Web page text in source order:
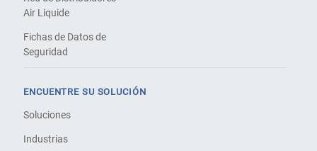
Air Liquide
Fichas de Datos de
Seguridad
ENCUENTRE SU SOLUCIÓN
Soluciones
Industrias